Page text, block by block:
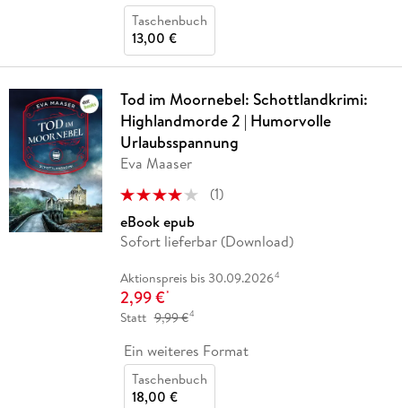
Taschenbuch
13,00 €
Tod im Moornebel: Schottlandkrimi:
Highlandmorde 2 | Humorvolle
Urlaubsspannung
Eva Maaser
(1)
eBook epub
Sofort lieferbar (Download)
Aktionspreis bis 30.09.20264
2,99 €*
Statt 9,99 €4
Ein weiteres Format
Taschenbuch
18,00 €